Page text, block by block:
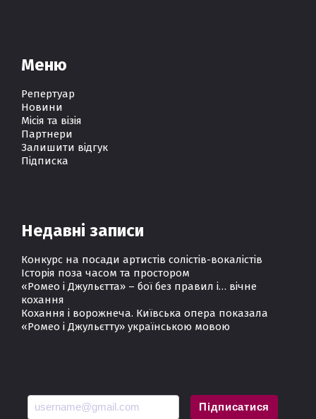
Меню
Репертуар
Новини
Місія та візія
Партнери
Залишити відгук
Підписка
Недавні записи
Конкурс на посади артистів солістів-вокалістів
Історія поза часом та простором
«Ромео і Джульєтта» – бої без правил і… вічне
кохання
Кохання і ворожнеча. Київська опера показала
«Ромео і Джульєтту» українською мовою
Підписатися